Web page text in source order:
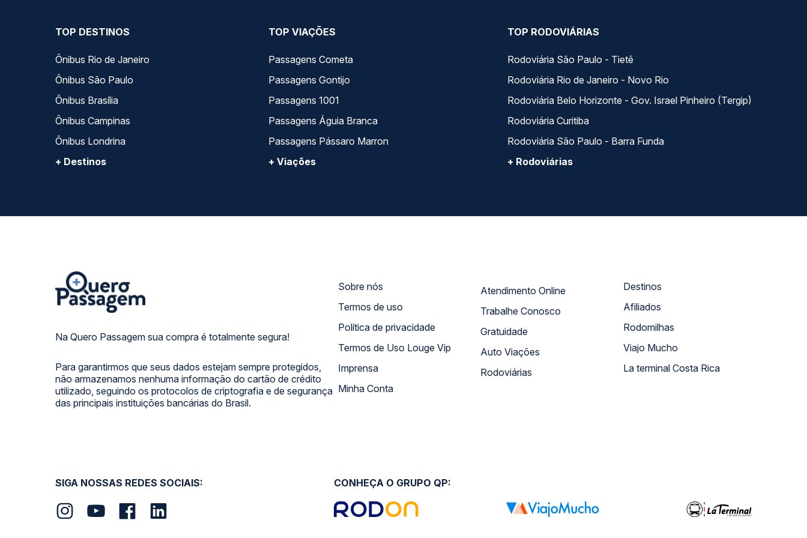
TOP DESTINOS
Ônibus Rio de Janeiro
Ônibus São Paulo
Ônibus Brasília
Ônibus Campinas
Ônibus Londrina
+ Destinos
TOP VIAÇÕES
Passagens Cometa
Passagens Gontijo
Passagens 1001
Passagens Águia Branca
Passagens Pássaro Marron
+ Viações
TOP RODOVIÁRIAS
Rodoviária São Paulo - Tietê
Rodoviária Rio de Janeiro - Novo Rio
Rodoviária Belo Horizonte - Gov. Israel Pinheiro (Tergip)
Rodoviária Curitiba
Rodoviária São Paulo - Barra Funda
+ Rodoviárias
Na Quero Passagem sua compra é totalmente segura!
Para garantirmos que seus dados estejam sempre protegidos,
não armazenamos nenhuma informação do cartão de crédito
utilizado, seguindo os protocolos de criptografia e de segurança
das principais instituições bancárias do Brasil.
Sobre nós
Termos de uso
Política de privacidade
Termos de Uso Louge Vip
Imprensa
Minha Conta
Atendimento Online
Trabalhe Conosco
Gratuidade
Auto Viações
Rodoviárias
Destinos
Afiliados
Rodomilhas
Viajo Mucho
La terminal Costa Rica
SIGA NOSSAS REDES SOCIAIS: CONHEÇA O GRUPO QP: